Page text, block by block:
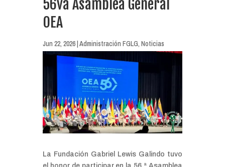
56va Asamblea General
OEA
Jun 22, 2026|Administración FGLG, Noticias
La Fundación Gabriel Lewis Galindo tuvo